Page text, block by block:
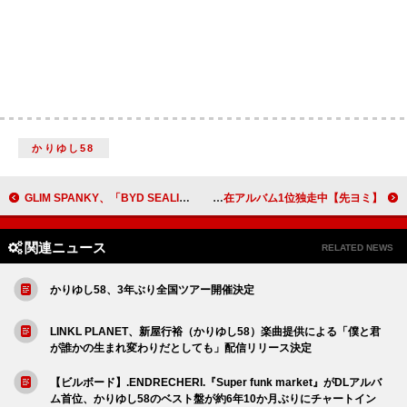
かりゆし58
GLIM SPANKY、「BYD SEALION 7」CMタイアップ曲「衝動」配信リリース決定 【先ヨミ】超特急『Why don't you 超特急？』18万枚で現在アルバム1位独走中
関連ニュース RELATED NEWS
かりゆし58、3年ぶり全国ツアー開催決定
LINKL PLANET、新屋行裕（かりゆし58）楽曲提供による「僕と君
が誰かの生まれ変わりだとしても」配信リリース決定
【ビルボード】.ENDRECHERI.『Super funk market』がDLアルバ
ム首位、かりゆし58のベスト盤が約6年10か月ぶりにチャートイン